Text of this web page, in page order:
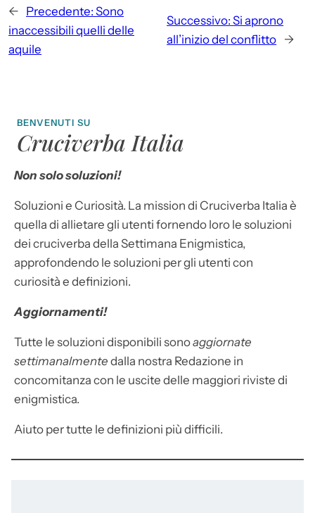
← Precedente: Sono
inaccessibili quelli delle
aquile
Successivo: Si aprono
all’inizio del conflitto →
BENVENUTI SU
Cruciverba Italia
Non solo soluzioni!
Soluzioni e Curiosità. La mission di Cruciverba Italia è
quella di allietare gli utenti fornendo loro le soluzioni
dei cruciverba della Settimana Enigmistica,
approfondendo le soluzioni per gli utenti con
curiosità e definizioni.
Aggiornamenti!
Tutte le soluzioni disponibili sonoaggiornate
settimanalmente dalla nostra Redazione in
concomitanza con le uscite delle maggiori riviste di
enigmistica.
Aiuto per tutte le definizioni più difficili.